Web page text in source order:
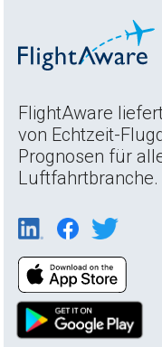
FlightAware
von Echtzeit-
Prognosen für
Luftfahrtbranche.